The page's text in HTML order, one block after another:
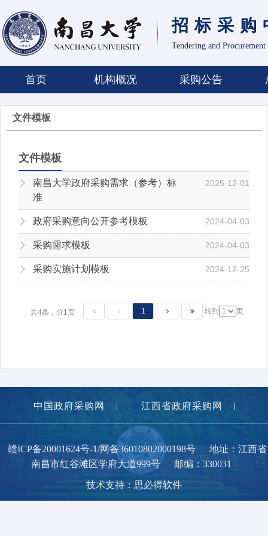
招标采购
Tendering and Procurement
首页 机构概况 采购公告
文件模板
文件模板
南昌大学政府采购需求（参考）标
准
2025-12-01
政府采购意向公开参考模板 2024-04-03
采购需求模板 2024-04-03
采购实施计划模板 2024-12-25
共4条，分1页 1 转到 页
中国政府采购网 江西省政府采购网
南昌大学
赣ICP备20001624号-1/网备36010802000198号
地址：江西省
南昌市红谷滩区学府大道999号
邮编：330031
技术支持：思必得软件